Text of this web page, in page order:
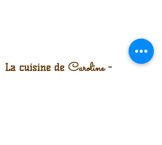
La cuisine de Caroline -